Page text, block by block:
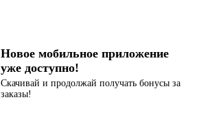
Новое мобильное приложение
уже доступно!
Скачивай и продолжай получать бонусы за
заказы!